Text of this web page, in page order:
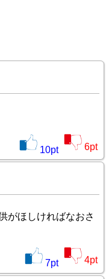
10pt 6pt
がほしければなおさ
7pt 4pt